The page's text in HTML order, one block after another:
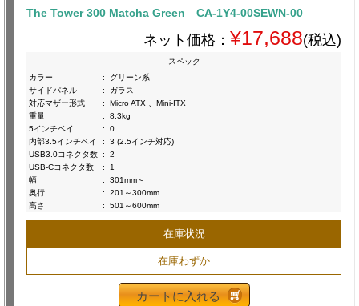
The Tower 300 Matcha Green CA-1Y4-00SEWN-00
ネット価格： ¥17,688(税込)
スペック
カラー
:
グリーン系
サイドパネル
:
ガラス
対応マザー形式
:
Micro ATX 、Mini-ITX
重量
:
8.3kg
5インチベイ
:
0
内部3.5インチベイ
:
3 (2.5インチ対応)
USB3.0コネクタ数 :
2
USB-Cコネクタ数
:
1
幅
:
301mm～
奥行
:
201～300mm
高さ
: 501～600mm
在庫状況
在庫わずか
カートに入れる